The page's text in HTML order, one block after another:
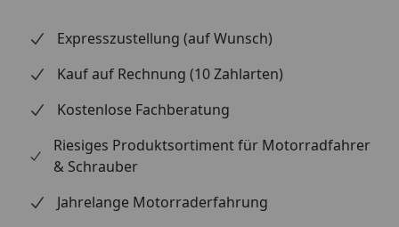
Expresszustellung (auf Wunsch)
Kauf auf Rechnung (10 Zahlarten)
Kostenlose Fachberatung
Riesiges Produktsortiment für Motorradfahrer
& Schrauber
Jahrelange Motorraderfahrung